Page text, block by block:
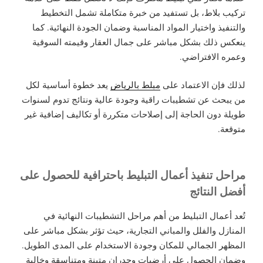
تركيب بلاط، بل تستفيد من خبرة متكاملة تشمل التخطيط
والتنفيذ واختيار المواد المناسبة وضمان الجودة النهائية. كما
ينعكس ذلك بشكل مباشر على جمال العقار وقيمته السوقية
وعمره الافتراضي.
لذلك فإن الاعتماد على مبلط بالرياض يعد خطوة أساسية لكل
من يبحث عن تشطيبات راقية وجودة عالية ونتائج تدوم لسنوات
طويلة دون الحاجة إلى إصلاحات متكررة أو تكاليف إضافية غير
متوقعة.
مراحل تنفيذ أعمال التبليط باحترافية للحصول على
أفضل النتائج
تُعد أعمال التبليط من أهم مراحل التشطيبات النهائية في
المنازل والفلل والمباني التجارية، حيث تؤثر بشكل مباشر على
المظهر الجمالي للمكان وجودة الاستخدام على المدى الطويل.
وضمان الحصول على أرضيات وجدران متينة ومتناسقة وخالية